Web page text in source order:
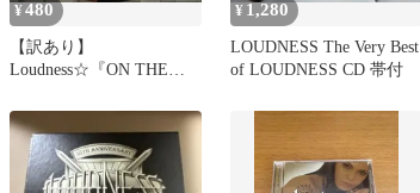
¥480
【訳あり】
Loudness☆『ON THE
¥ 1,280
LOUDNESS The Very Best
of LOUDNESS CD 帯付